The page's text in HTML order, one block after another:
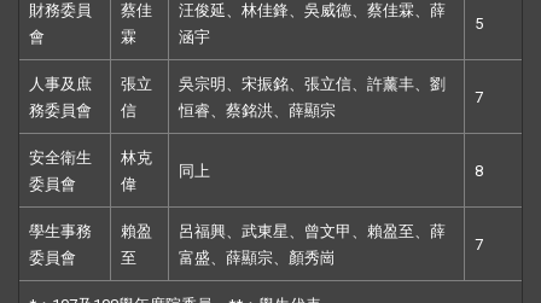
財務委員
會
蔡佳
霖
汪俊延、林佳鋒、吳威德、蔡佳霖、薛
涵宇
5
人事及庶
務委員會
張立
信
吳宗明、宋振銘、張立信、許薰丰、劉
恒睿、蔡銘洪、薛顯宗
7
安全衛生
委員會
林克
偉
同上 8
學生事務
委員會
賴盈
至
呂福興、武東星、曾文甲、賴盈至、薛
富盛、薛顯宗、顏秀崗
7